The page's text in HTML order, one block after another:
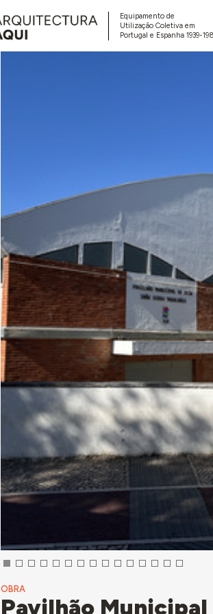
Equipamento de
Utilização Coletiva em
Portugal e Espanha 1939-
OBRA
Pavilhão Municipal